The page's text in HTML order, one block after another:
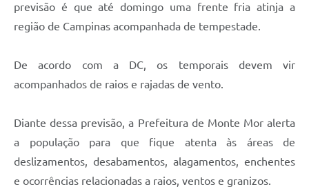
previsão é que até domingo uma frente fria atinja a
região de Campinas acompanhada de tempestade.
De acordo com a DC, os temporais devem vir
acompanhados de raios e rajadas de vento.
Diante dessa previsão, a Prefeitura de Monte Mor alerta
a população para que fique atenta às áreas de
deslizamentos, desabamentos, alagamentos, enchentes
e ocorrências relacionadas a raios, ventos e granizos.